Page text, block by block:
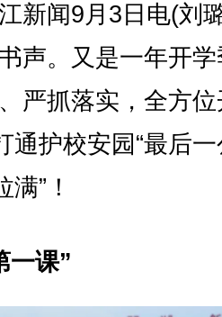
闻9月3日电(刘
声。又是一年开
严抓落实，全方位
通护校安园“最后
”！
一课”